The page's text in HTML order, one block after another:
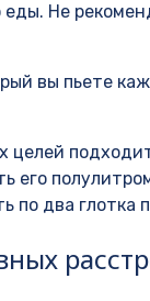
Не
вы пьете
целей
его
по два глотка